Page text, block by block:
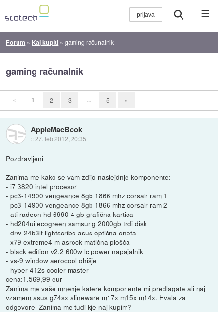
☰
Forum » Kaj kupiti »gaming računalnik
gaming računalnik
« 1 2 3 ... 5 »
AppleMacBook
::27. feb 2012, 20:35
Pozdravljeni
Zanima me kako se vam zdijo naslejdnje komponente:
- i7 3820 intel procesor
- pc3-14900 vengeance 8gb 1866 mhz corsair ram 1
- pc3-14900 vengeance 8gb 1866 mhz corsair ram 2
- ati radeon hd 6990 4 gb grafična kartica
- hd204ui ecogreen samsung 2000gb trdi disk
- drw-24b3lt lightscribe asus optična enota
- x79 extreme4-m asrock matična plošča
- black edition v2.2 600w lc power napajalnik
- vs-9 window aerocool ohišje
- hyper 412s cooler master
cena:1.569,99 eur
Zanima me vaše mnenje katere komponente mi predlagate ali naj
vzamem asus g74sx alineware m17x m15x m14x. Hvala za
odgovore. Zanima me tudi kje naj kupim?